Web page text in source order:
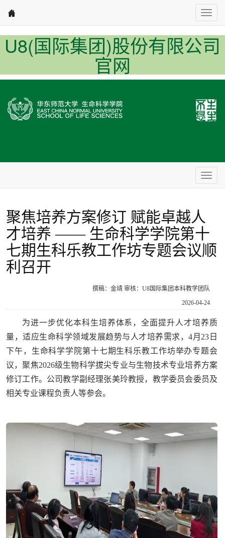
U8(国际集团)股份有限公司
官网
Nav1
Nav2
聚焦培养方案修订 赋能卓越人
才培养 —— 生命科学学院第十
七期生科乐教工作坊专题会议顺
利召开
撰稿：金靖 审核：U8国际集团本科教学团队
2026-04-24
为进一步优化本科生培养体系，全面提升人才培养质
量，适应生命科学领域发展趋势与人才培养需求，4月23日
下午，生命科学学院第十七期生科乐教工作坊举办专题会
议，聚焦2026级生物科学拔尖专业与生物技术专业培养方案
修订工作。公司教学副经理张美玲教授，教学委员会委员及
相关专业课程负责人等参会。